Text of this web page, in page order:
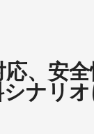
、安
ナリ